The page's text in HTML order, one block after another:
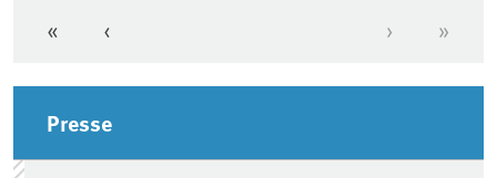
Erste Seite
« Vorherige Seite
‹ Nächste
› »
Presse